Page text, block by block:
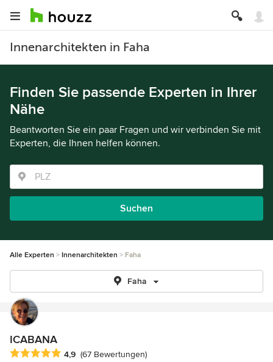
Innenarchitekten in Faha
Finden Sie passende Experten in Ihrer
Nähe
Beantworten Sie ein paar Fragen und wir verbinden Sie mit
Experten, die Ihnen helfen können.
Suchen
Alle Experten Innenarchitekten Faha
Faha
ICABANA
Durchschnittliche Bewertung: 4.9 von 5 Sternen
4,9 (67 Bewertungen)